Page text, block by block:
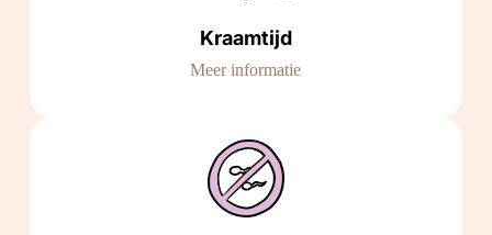
Kraamtijd
Meer informatie